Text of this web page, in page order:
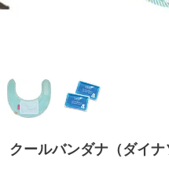
クールバンダナ（ダイナ